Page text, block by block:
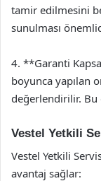
tamir edilmesini
sunulması
4. **Garanti
boyunca yapılan
değerlendirilir. Bu
Vestel Yetkili
Vestel Yetkili
avantaj sağlar: